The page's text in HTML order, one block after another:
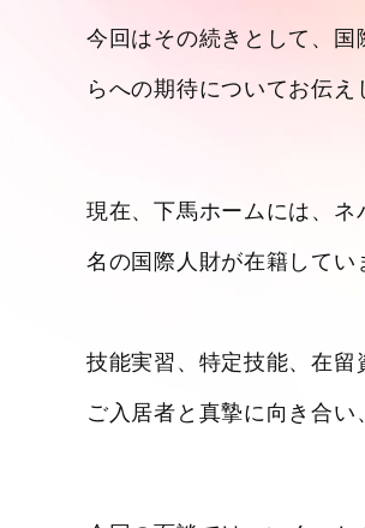
今回はその続きとして、
らへの期待についてお伝え
現在、下馬ホームには、
名の国際人財が在籍してい
技能実習、特定技能、在留
ご入居者と真摯に向き合い